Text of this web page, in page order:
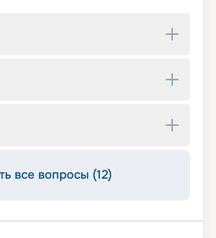
все вопросы (12)